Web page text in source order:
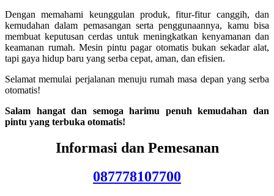
Dengan memahami keunggulan produk, fitur-fitur canggih, dan
kemudahan dalam pemasangan serta penggunaannya, kamu bisa
membuat keputusan cerdas untuk meningkatkan kenyamanan dan
keamanan rumah. Mesin pintu pagar otomatis bukan sekadar alat,
tapi gaya hidup baru yang serba cepat, aman, dan efisien.
Selamat memulai perjalanan menuju rumah masa depan yang serba
otomatis!
Salam hangat dan semoga harimu penuh kemudahan dan
pintu yang terbuka otomatis!
Informasi dan Pemesanan
087778107700